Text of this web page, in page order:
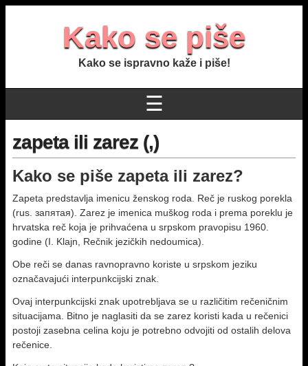
Kako se piše
Kako se ispravno kaže i piše!
☰
zapeta ili zarez (,)
Kako se piše zapeta ili zarez?
Zapeta predstavlja imenicu ženskog roda. Reč je ruskog porekla
(rus. запятая). Zarez je imenica muškog roda i prema poreklu je
hrvatska reč koja je prihvaćena u srpskom pravopisu 1960.
godine (I. Klajn, Rečnik jezičkih nedoumica).
Obe reči se danas ravnopravno koriste u srpskom jeziku
označavajući interpunkcijski znak.
Ovaj interpunkcijski znak upotrebljava se u različitim rečeničnim
situacijama. Bitno je naglasiti da se zarez koristi kada u rečenici
postoji zasebna celina koju je potrebno odvojiti od ostalih delova
rečenice.